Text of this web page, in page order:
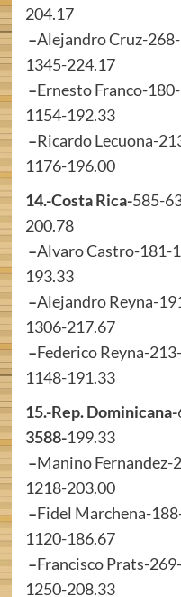
204.17
–Alejandro Cruz-
1345-224.17
–Ernesto Franco-
1154-192.33
–Ricardo Lecuona-
1176-196.00
14.-Costa Rica-585-
200.78
–Alvaro Castro-181-
193.33
–Alejandro Reyna-
1306-217.67
–Federico Reyna-
1148-191.33
15.-Rep. Dominicana-
3588-199.33
–Manino
1218-203.00
–Fidel Marchena-
1120-186.67
–Francisco Prats-
1250-208.33